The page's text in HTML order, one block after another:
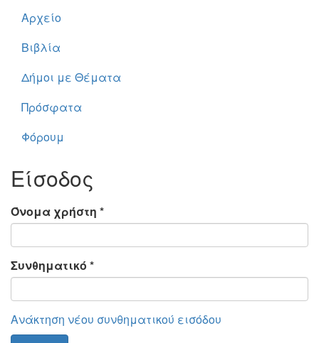
Αρχείο
Βιβλία
Δήμοι με Θέματα
Πρόσφατα
Φόρουμ
Είσοδος
Όνομα χρήστη *
Συνθηματικό *
Ανάκτηση νέου συνθηματικού εισόδου